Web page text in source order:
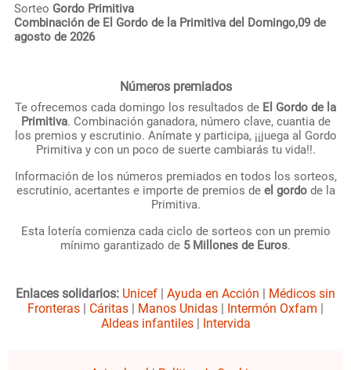
Sorteo Gordo Primitiva
Combinación de El Gordo de la Primitiva del Domingo,09 de
agosto de 2026
Números premiados
Te ofrecemos cada domingo los resultados de El Gordo de la
Primitiva. Combinación ganadora, número clave, cuantia de
los premios y escrutinio. Anímate y participa, ¡¡juega al Gordo
Primitiva y con un poco de suerte cambiarás tu vida!!.
Información de los números premiados en todos los sorteos,
escrutinio, acertantes e importe de premios de el gordode la
Primitiva.
Esta lotería comienza cada ciclo de sorteos con un premio
mínimo garantizado de 5 Millones de Euros.
Enlaces solidarios: Unicef | Ayuda en Acción | Médicos sin
Fronteras | Cáritas | Manos Unidas | Intermón Oxfam |
Aldeas infantiles| Intervida